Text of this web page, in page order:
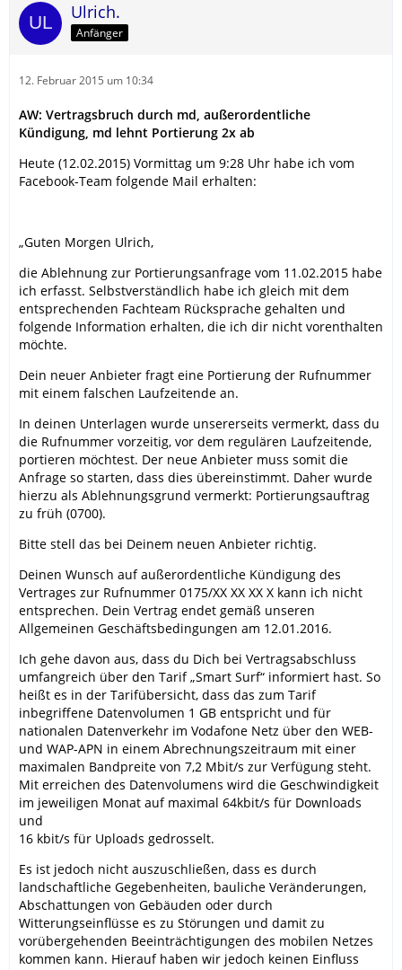
Ulrich.
Anfänger
12. Februar 2015 um 10:34
AW: Vertragsbruch durch md, außerordentliche
Kündigung, md lehnt Portierung 2x ab
Heute (12.02.2015) Vormittag um 9:28 Uhr habe ich vom
Facebook-Team folgende Mail erhalten:
„Guten Morgen Ulrich,
die Ablehnung zur Portierungsanfrage vom 11.02.2015 habe
ich erfasst. Selbstverständlich habe ich gleich mit dem
entsprechenden Fachteam Rücksprache gehalten und
folgende Information erhalten, die ich dir nicht vorenthalten
möchte.
Dein neuer Anbieter fragt eine Portierung der Rufnummer
mit einem falschen Laufzeitende an.
In deinen Unterlagen wurde unsererseits vermerkt, dass du
die Rufnummer vorzeitig, vor dem regulären Laufzeitende,
portieren möchtest. Der neue Anbieter muss somit die
Anfrage so starten, dass dies übereinstimmt. Daher wurde
hierzu als Ablehnungsgrund vermerkt: Portierungsauftrag
zu früh (0700).
Bitte stell das bei Deinem neuen Anbieter richtig.
Deinen Wunsch auf außerordentliche Kündigung des
Vertrages zur Rufnummer 0175/XX XX XX X kann ich nicht
entsprechen. Dein Vertrag endet gemäß unseren
Allgemeinen Geschäftsbedingungen am 12.01.2016.
Ich gehe davon aus, dass du Dich bei Vertragsabschluss
umfangreich über den Tarif „Smart Surf“ informiert hast. So
heißt es in der Tarifübersicht, dass das zum Tarif
inbegriffene Datenvolumen 1 GB entspricht und für
nationalen Datenverkehr im Vodafone Netz über den WEB-
und WAP-APN in einem Abrechnungszeitraum mit einer
maximalen Bandpreite von 7,2 Mbit/s zur Verfügung steht.
Mit erreichen des Datenvolumens wird die Geschwindigkeit
im jeweiligen Monat auf maximal 64kbit/s für Downloads
und
16 kbit/s für Uploads gedrosselt.
Es ist jedoch nicht auszuschließen, dass es durch
landschaftliche Gegebenheiten, bauliche Veränderungen,
Abschattungen von Gebäuden oder durch
Witterungseinflüsse es zu Störungen und damit zu
vorübergehenden Beeinträchtigungen des mobilen Netzes
kommen kann. Hierauf haben wir jedoch keinen Einfluss